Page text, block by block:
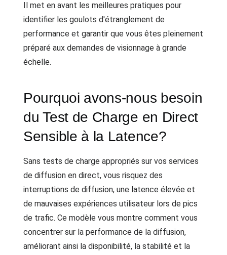
Il met en avant les meilleures pratiques pour
identifier les goulots d'étranglement de
performance et garantir que vous êtes pleinement
préparé aux demandes de visionnage à grande
échelle.
Pourquoi avons-nous besoin
du Test de Charge en Direct
Sensible à la Latence?
Sans tests de charge appropriés sur vos services
de diffusion en direct, vous risquez des
interruptions de diffusion, une latence élevée et
de mauvaises expériences utilisateur lors de pics
de trafic. Ce modèle vous montre comment vous
concentrer sur la performance de la diffusion,
améliorant ainsi la disponibilité, la stabilité et la